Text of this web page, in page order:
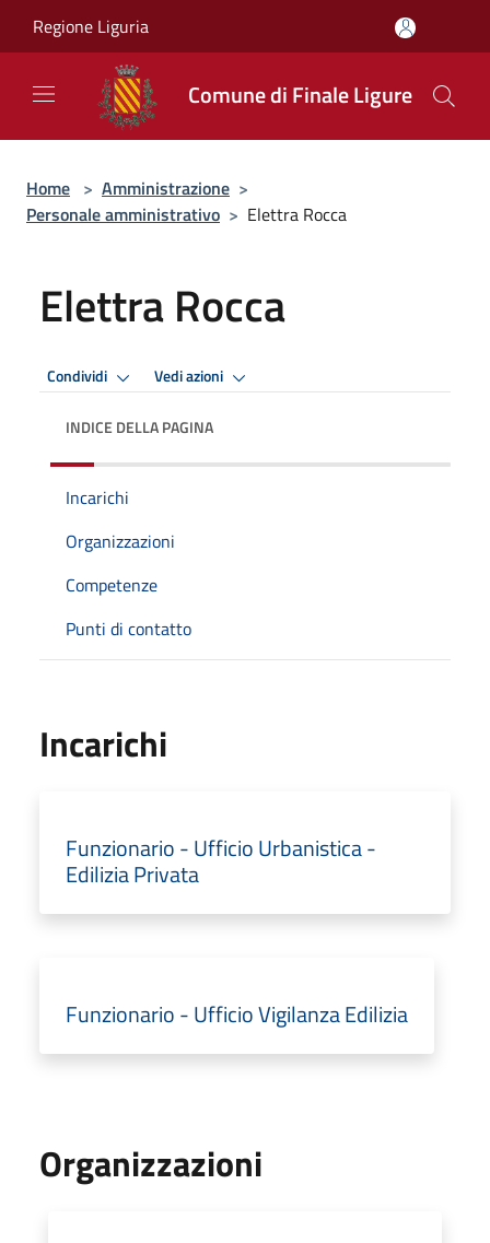
Regione Liguria
Comune di Finale Ligure
Home > Amministrazione >
Personale amministrativo > Elettra Rocca
Elettra Rocca
Condividi Vedi azioni
INDICE DELLA PAGINA
Incarichi
Organizzazioni
Competenze
Punti di contatto
Incarichi
Funzionario - Ufficio Urbanistica -
Edilizia Privata
Funzionario - Ufficio Vigilanza Edilizia
Organizzazioni